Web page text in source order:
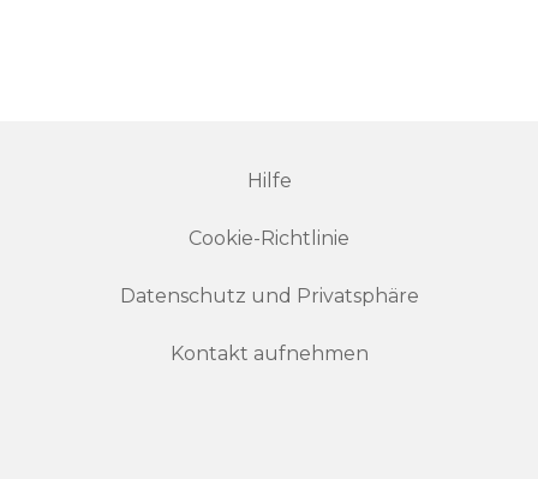
Hilfe
Cookie-Richtlinie
Datenschutz und Privatsphäre
Kontakt aufnehmen